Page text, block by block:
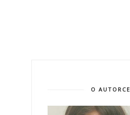
O AUTORCE